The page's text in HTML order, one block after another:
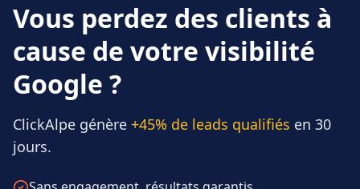
Vous perdez des clients à
cause de votre visibilité
Google ?
ClickAlpe génère +45% de leads qualifiés en 30
jours.